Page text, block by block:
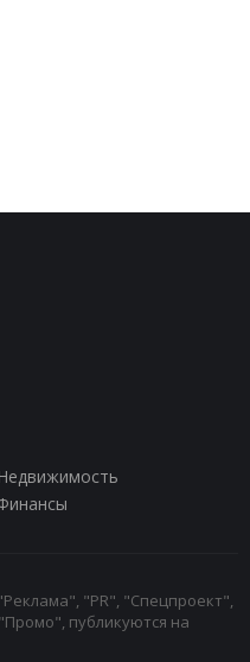
Недвижимость
"PR", "Спецпроект",
публикуются на